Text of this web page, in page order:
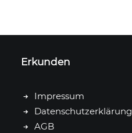
Erkunden
Impressum
Datenschutzerklärung
AGB